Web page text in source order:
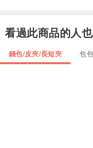
5.原色植鞣皮革表面比較纖
6.圖片顏色只作參考，請以實
看過此商品的人
錢包/皮夾/長短夾 包